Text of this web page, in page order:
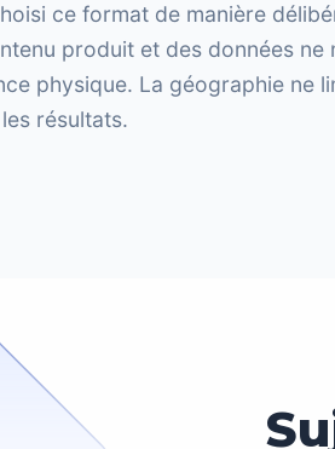
ce format de manière
produit et des données ne
physique. La géographie ne
résultats.